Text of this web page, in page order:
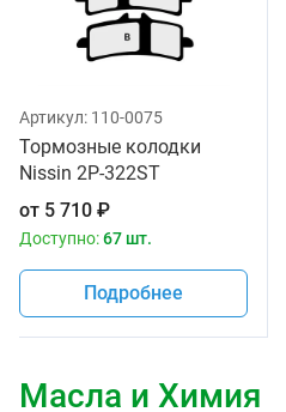
Артикул: 110-0075
Тормозные колодки
Nissin 2P-322ST
от 5 710 ₽
Доступно:67 шт.
Подробнее
Масла и Химия